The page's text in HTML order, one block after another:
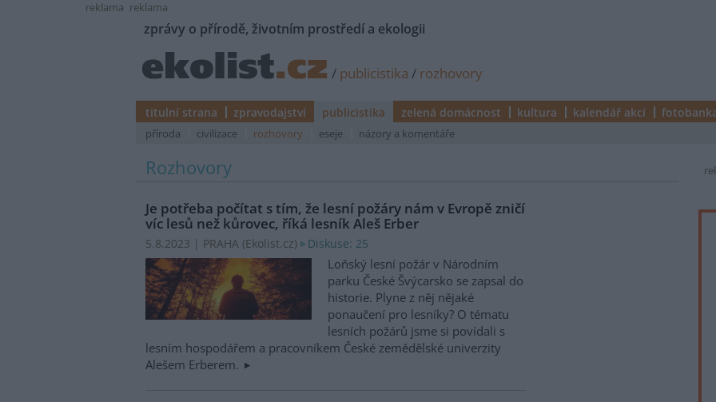
reklama reklama
zprávy o přírodě, životním prostředí a ekologii
/ publicistika / rozhovory
titulní strana zpravodajství publicistika zelená domácnost kultura kalendář akcí
příroda civilizace rozhovory eseje názory a komentáře
Rozhovory
Je potřeba počítat s tím, že lesní požáry nám v Evropě zničí
víc lesů než kůrovec, říká lesník Aleš Erber
5.8.2023 | PRAHA (Ekolist.cz) Diskuse: 25
Loňský lesní požár v Národním
parku České Švýcarsko se zapsal do
historie. Plyne z něj nějaké
ponaučení pro lesníky? O tématu
lesních požárů jsme si povídali s
lesním hospodářem a pracovníkem České zemědělské univerzity
Alešem Erberem.